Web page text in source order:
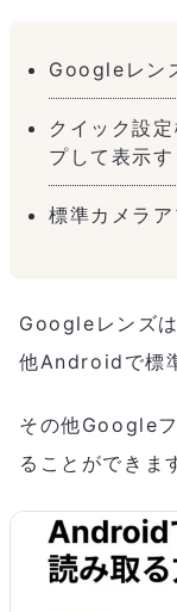
Googleレン
クイック設
プして表示す
標準カメラア
Googleレンズ
他Androidで標
その他Google
ることができま